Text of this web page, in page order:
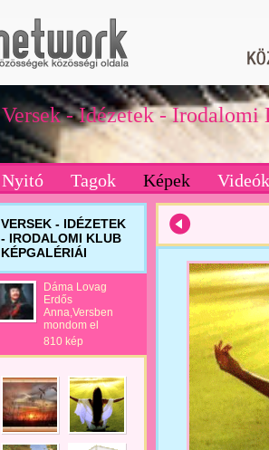
Versek - Idézetek - Irodalomi
Nyitó Tagok Képek Videók
VERSEK - IDÉZETEK
- IRODALOMI KLUB
KÉPGALÉRIÁI
Dáma Lovag
Erdős
Anna,Versben
mondom el
810 kép